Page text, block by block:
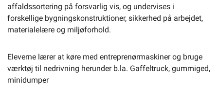
affaldssortering på forsvarlig vis, og undervises i
forskellige bygningskonstruktioner, sikkerhed på arbejdet,
materialelære og miljøforhold.
Eleverne lærer at køre med entreprenørmaskiner og bruge
værktøj til nedrivning herunder b.la. Gaffeltruck, gummiged,
minidumper